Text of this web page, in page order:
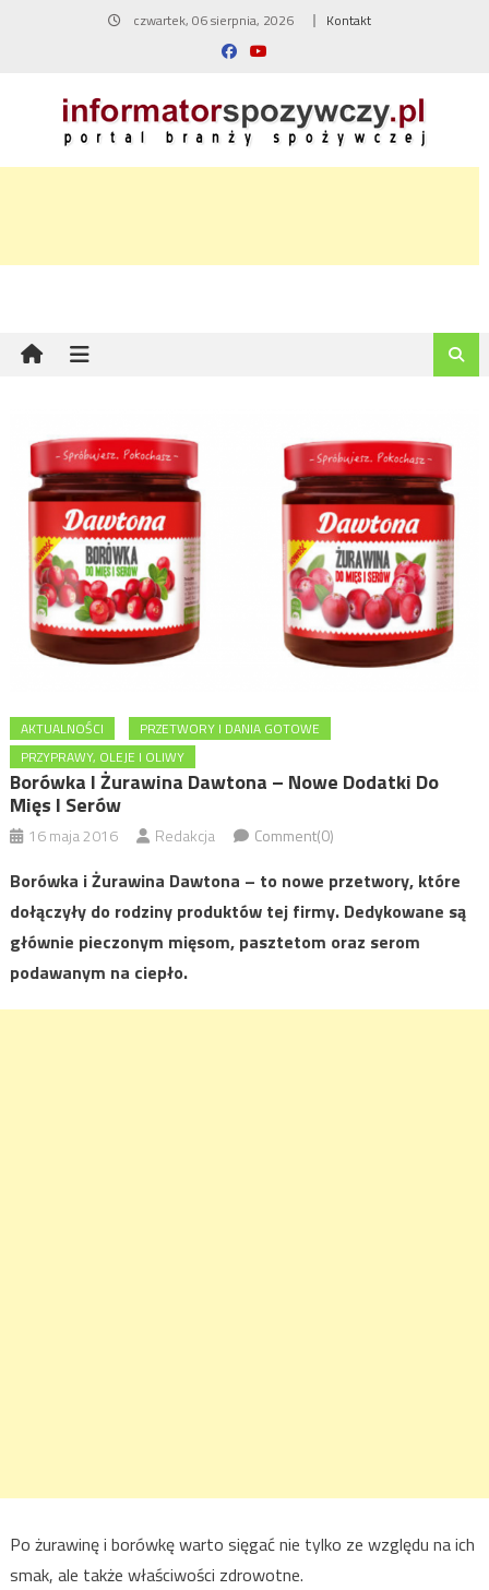
czwartek, 06 sierpnia, 2026 Kontakt
AKTUALNOŚCI
PRZETWORY I DANIA GOTOWE
PRZYPRAWY, OLEJE I OLIWY
Borówka I Żurawina Dawtona – Nowe Dodatki Do
Mięs I Serów
16 maja 2016 Redakcja Comment(0)
Borówka i Żurawina Dawtona – to nowe przetwory, które
dołączyły do rodziny produktów tej firmy. Dedykowane są
głównie pieczonym mięsom, pasztetom oraz serom
podawanym na ciepło.
Po żurawinę i borówkę warto sięgać nie tylko ze względu na ich
smak, ale także właściwości zdrowotne.